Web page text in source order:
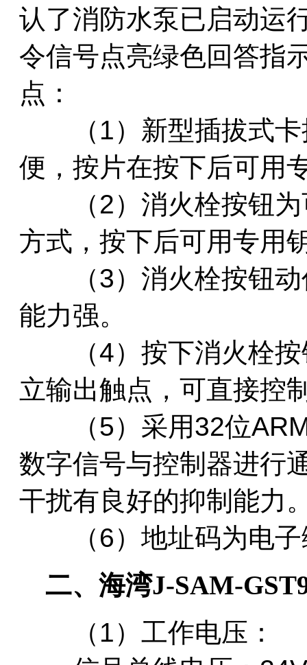
认了消防水泵已启动运
令信号点亮绿色回答指
点：
（1）新型插拔式卡
便，按片在按下后可用
（2）消火栓按钮为
方式，按下后可用专用
（3）消火栓按钮动
能力强。
（4）按下消火栓按
立输出触点，可直接控
（5）采用32位ARM
数字信号与控制器进行
干扰有良好的抑制能力
（6）地址码为电子
二、海湾J-SAM-
（1）工作电压：